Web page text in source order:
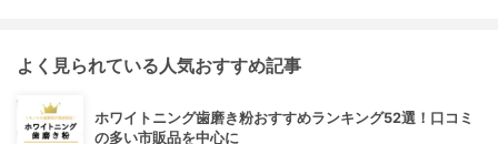
よく見られている人気おすすめ記事
ホワイトニング歯磨き粉おすすめランキング52選！口コミ
の多い市販品を中心に